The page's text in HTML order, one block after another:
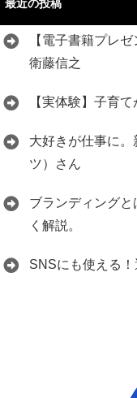
最近の投稿
【電子書籍プレ
衛藤信之
【実体験】子育
大好きが仕事に
ツ）さん
ブランディング
く解説。
SNSにも使える